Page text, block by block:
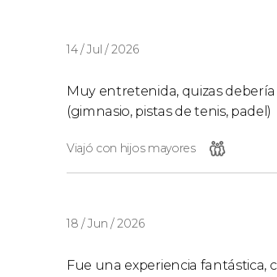
Al hacer vuestra reserva,
siguientes personas: mayores
14 / Jul / 2026
Muy entretenida, quizas
(gimnasio, pistas de tenis, padel)
Viajó con hijos mayores
18 / Jun / 2026
Fue una experiencia fantástica,